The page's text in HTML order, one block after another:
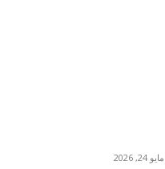
مايو 24, 2026